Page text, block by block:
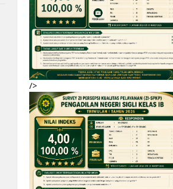
/>